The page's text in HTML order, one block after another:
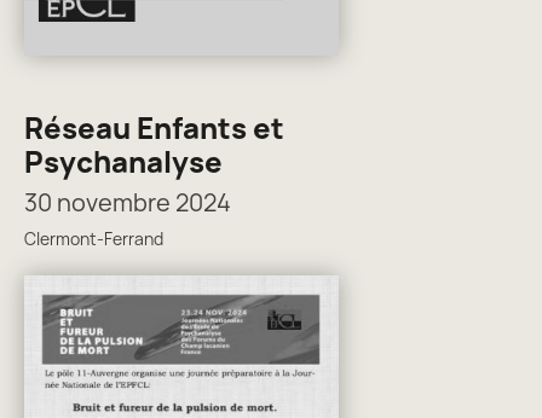
Réseau Enfants et
Psychanalyse
30 novembre 2024
Clermont-Ferrand